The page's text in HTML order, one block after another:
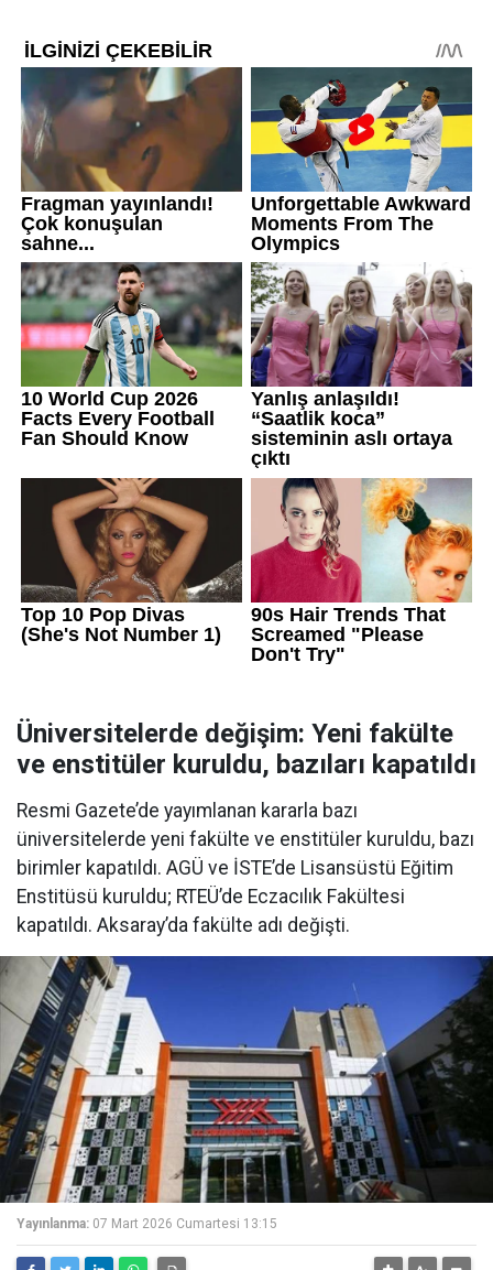
Üniversitelerde değişim: Yeni fakülte
ve enstitüler kuruldu, bazıları kapatıldı
Resmi Gazete’de yayımlanan kararla bazı
üniversitelerde yeni fakülte ve enstitüler kuruldu, bazı
birimler kapatıldı. AGÜ ve İSTE’de Lisansüstü Eğitim
Enstitüsü kuruldu; RTEÜ’de Eczacılık Fakültesi
kapatıldı. Aksaray’da fakülte adı değişti.
Yayınlanma: 07 Mart 2026 Cumartesi 13:15